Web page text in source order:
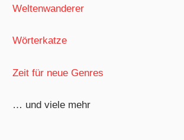
Weltenwanderer
Wörterkatze
Zeit für neue Genres
… und viele mehr